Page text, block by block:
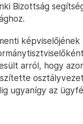
Bizottság
arról, hogy
ugyanígy az